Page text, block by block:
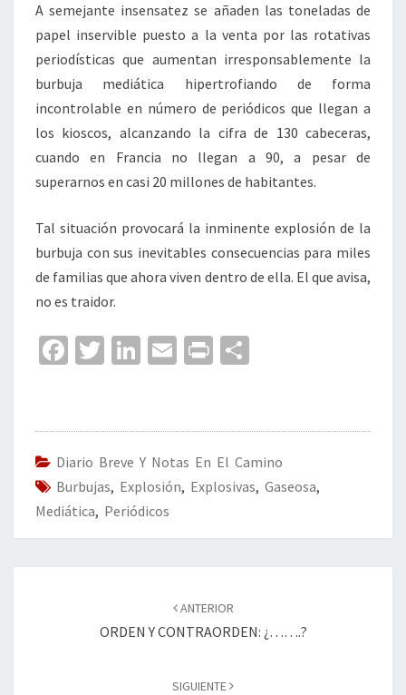
A semejante insensatez se añaden las toneladas de
papel inservible puesto a la venta por las rotativas
periodísticas que aumentan irresponsablemente la
burbuja mediática hipertrofiando de forma
incontrolable en número de periódicos que llegan a
los kioscos, alcanzando la cifra de 130 cabeceras,
cuando en Francia no llegan a 90, a pesar de
superarnos en casi 20 millones de habitantes.
Tal situación provocará la inminente explosión de la
burbuja con sus inevitables consecuencias para miles
de familias que ahora viven dentro de ella. El que avisa,
no es traidor.
Fa
o
o
k
T
er
Li
dI
n
E
l
Pr
p
ar
tir
Diario Breve Y Notas En El Camino
Burbujas, Explosión, Explosivas, Gaseosa,
Mediática, Periódicos
ANTERIOR
ORDEN Y CONTRAORDEN: ¿…….?
SIGUIENTE